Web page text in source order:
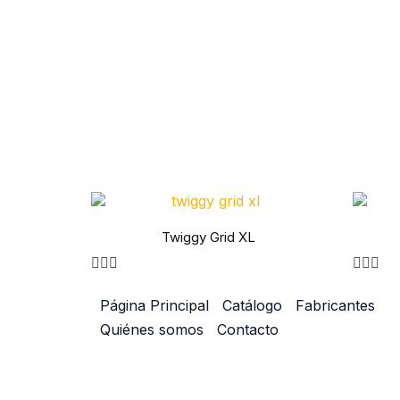
Twiggy Grid XL
Página Principal Catálogo
Fabricantes
Quiénes somos
Contacto